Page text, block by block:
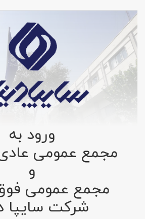
ورود به
مجمع عمومی عادی
و
مجمع عمومی فوق
شرکت سایپا